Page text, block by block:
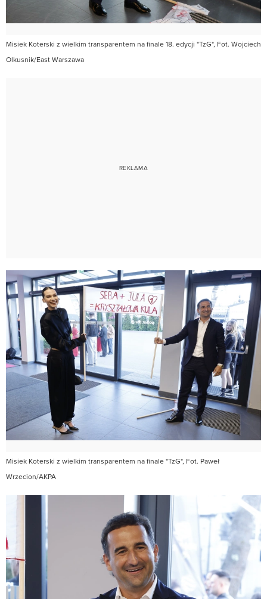
Misiek Koterski z wielkim transparentem na finale 18. edycji "TzG", Fot. Wojciech
Olkusnik/East Warszawa
Misiek Koterski z wielkim transparentem na finale "TzG", Fot. Paweł
Wrzecion/AKPA